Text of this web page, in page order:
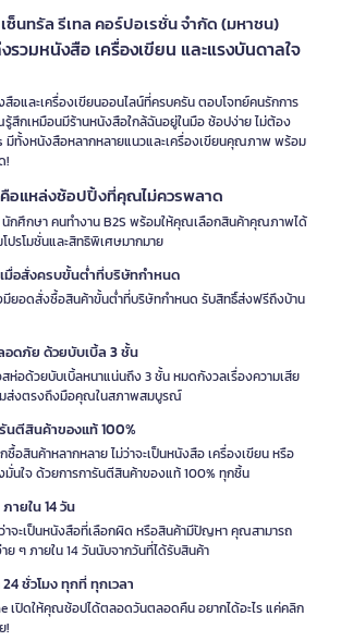
ซ็นทรัล รีเทล คอร์ปอเรชั่น จำกัด (มหาชน)
รวมหนังสือ เครื่องเขียน และแรงบันดาลใจ
อและเครื่องเขียนออนไลน์ที่ครบครัน ตอบโจทย์คนรักการ
สึกเหมือนมีร้านหนังสือใกล้ฉันอยู่ในมือ ช้อปง่าย ไม่ต้อง
มีทั้งหนังสือหลากหลายแนวและเครื่องเขียนคุณภาพ พร้อม
!
คือแหล่งช้อปปิ้งที่คุณไม่ควรพลาด
นักศึกษา คนทำงาน B2S พร้อมให้คุณเลือกสินค้าคุณภาพได้
ปรโมชั่นและสิทธิพิเศษมากมาย
มื่อสั่งครบขั้นต่ำที่บริษัทกำหนด
มียอดสั่งซื้อสินค้าขั้นต่ำที่บริษัทกำหนด รับสิทธิ์ส่งฟรีถึงบ้าน
ดภัย ด้วยบับเบิ้ล 3 ชั้น
ห่อด้วยบับเบิ้ลหนาแน่นถึง 3 ชั้น หมดกังวลเรื่องความเสีย
มส่งตรงถึงมือคุณในสภาพสมบูรณ์
นตีสินค้าของแท้ 100%
อสินค้าหลากหลาย ไม่ว่าจะเป็นหนังสือ เครื่องเขียน หรือ
มั่นใจ ด้วยการการันตีสินค้าของแท้ 100% ทุกชิ้น
ายใน 14 วัน
ว่าจะเป็นหนังสือที่เลือกผิด หรือสินค้ามีปัญหา คุณสามารถ
ย ๆ ภายใน 14 วันนับจากวันที่ได้รับสินค้า
ชั่วโมง ทุกที่ ทุกเวลา
เปิดให้คุณช้อปได้ตลอดวันตลอดคืน อยากได้อะไร แค่คลิก
!